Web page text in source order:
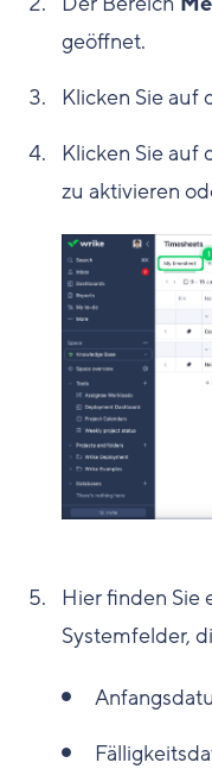
geöffnet.
Klicken Sie auf
Klicken Sie auf
zu aktivieren
Hier finden Sie
Systemfelder,